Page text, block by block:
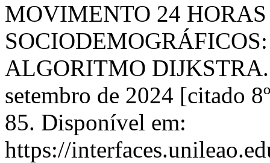
MOVIMENTO 24 HORAS
ALGORITMO DIJKSTRA.
setembro de 2024 [citado
85. Disponível em:
https://